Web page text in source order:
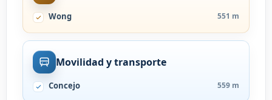
Wong 551 m
Movilidad y transporte
Concejo 559 m